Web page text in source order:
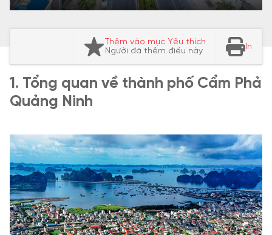
Thêm vào mục Yêu thích
Người đã thêm điều này
In
1. Tổng quan về thành phố Cẩm Phả
Quảng Ninh